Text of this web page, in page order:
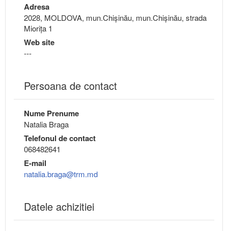
Adresa
2028, MOLDOVA, mun.Chişinău, mun.Chişinău, strada
Miorița 1
Web site
---
Persoana de contact
Nume Prenume
Natalia Braga
Telefonul de contact
068482641
E-mail
natalia.braga@trm.md
Datele achizitiei